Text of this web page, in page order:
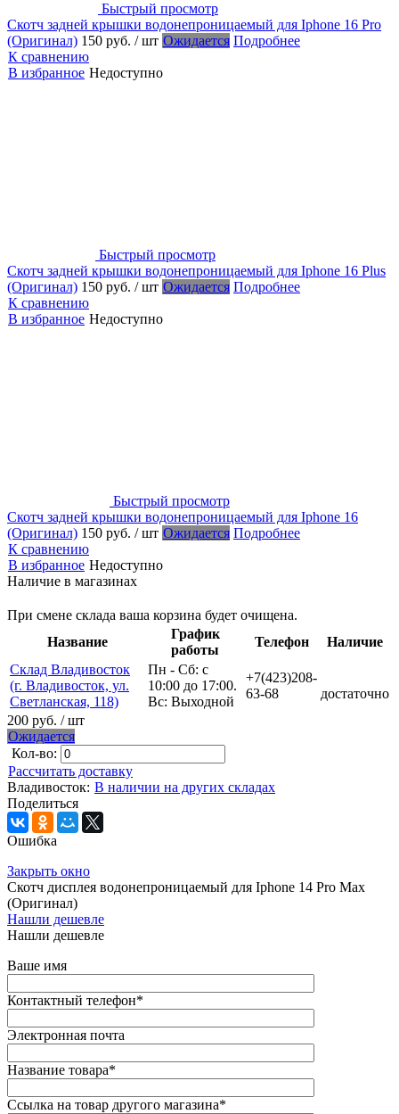
Быстрый просмотр
Скотч задней крышки водонепроницаемый для Iphone 16 Pro
(Оригинал) 150 руб. / шт Ожидается Подробнее
К сравнению
В избранное Недоступно
Быстрый просмотр
Скотч задней крышки водонепроницаемый для Iphone 16 Plus
(Оригинал) 150 руб. / шт Ожидается Подробнее
К сравнению
В избранное Недоступно
Быстрый просмотр
Скотч задней крышки водонепроницаемый для Iphone 16
(Оригинал) 150 руб. / шт Ожидается Подробнее
К сравнению
В избранное Недоступно
Наличие в магазинах
При смене склада ваша корзина будет очищена.
Название
График
работы
Телефон
Наличие
Склад Владивосток
(г. Владивосток, ул.
Светланская, 118)
Пн - Сб: с
10:00 до 17:00.
Вс: Выходной
+7(423)208-
63-68
достаточно
200 руб. / шт
Ожидается
Кол-во:
Рассчитать доставку
Владивосток: В наличии на других складах
Поделиться
Ошибка
Закрыть окно
Скотч дисплея водонепроницаемый для Iphone 14 Pro Max
(Оригинал)
Нашли дешевле
Нашли дешевле
Ваше имя
Контактный телефон*
Электронная почта
Название товара*
Ссылка на товар другого магазина*